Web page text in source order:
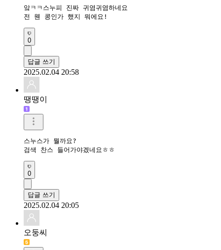
앜ㅋㅋ스누피 진짜 귀염귀염하네요
전 웬 콩인가 했지 뭐에요!
0
답글 쓰기
2025.02.04 20:58
땡땡이
스누스가 뭘까요?
검색 찬스 들어가야겠네요ㅎㅎ
0
답글 쓰기
2025.02.04 20:05
오둥씨